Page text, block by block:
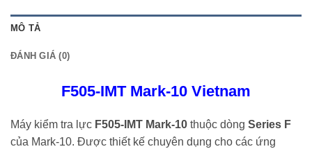
MÔ TẢ
ĐÁNH GIÁ (0)
F505-IMT Mark-10 Vietnam
Máy kiểm tra lực F505-IMT Mark-10 thuộc dòng Series F
của Mark-10. Được thiết kế chuyên dụng cho các ứng